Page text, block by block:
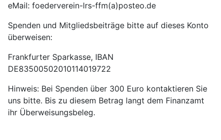
eMail: foederverein-lrs-ffm(a)posteo.de
Spenden und Mitgliedsbeiträge bitte auf dieses Konto
überweisen:
Frankfurter Sparkasse, IBAN
DE83500502010114019722
Hinweis: Bei Spenden über 300 Euro kontaktieren Sie
uns bitte. Bis zu diesem Betrag langt dem Finanzamt
ihr Überweisungsbeleg.